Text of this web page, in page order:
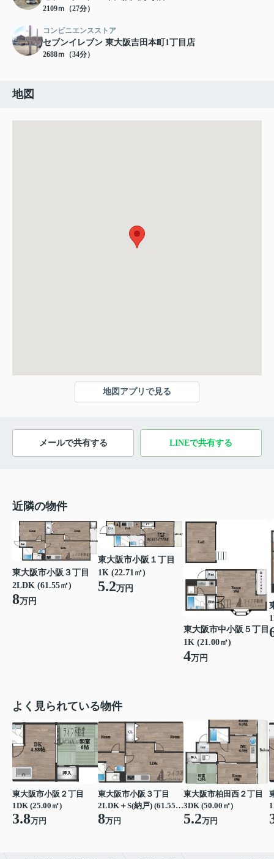
2109ｍ（27分）
コンビニエンスストア
セブンイレブン 東大阪吉田本町1丁目店
2688ｍ（34分）
地図
地図アプリで見る
メールで共有する LINEで共有する
近隣の物件
東大阪市小阪３丁目
2LDK (61.55㎡)
8万円
東大阪市小阪１丁目
1K (22.71㎡)
5.2万円
東大阪市中小阪５丁目
1K (21.00㎡)
4万円
よく見られている物件
東大阪市小阪２丁目
1DK (25.00㎡)
3.8万円
東大阪市小阪３丁目
2LDK＋S(納戸) (61.55㎡)
8万円
東大阪市柏田西２丁目
3DK (50.00㎡)
5.2万円